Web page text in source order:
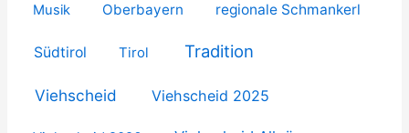
Musik Oberbayern regionale Schmankerl
Südtirol Tirol Tradition
Viehscheid Viehscheid 2025